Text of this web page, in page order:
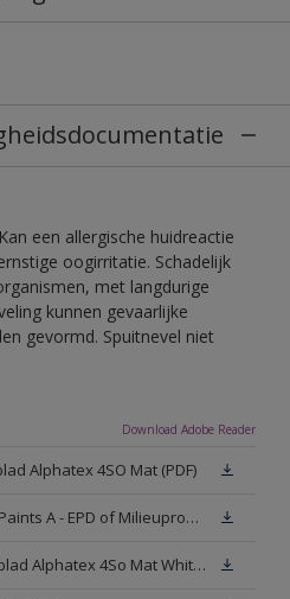
een allergische huidreactie
oogirritatie. Schadelijk
met langdurige
kunnen gevaarlijke
gevormd. Spuitnevel niet
Download Adobe Reader
Alphatex 4SO Mat (PDF)
Sikkens Exterior Wall Paints A - EPD of Milieuproductverklaring
Veiligheidsinformatieblad Alphatex 4So Mat White W05 (MSDS)